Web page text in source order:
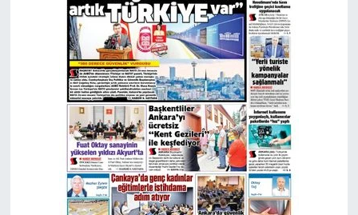
Ekonomi
Eleman
Emlak
Gündem
Gurme